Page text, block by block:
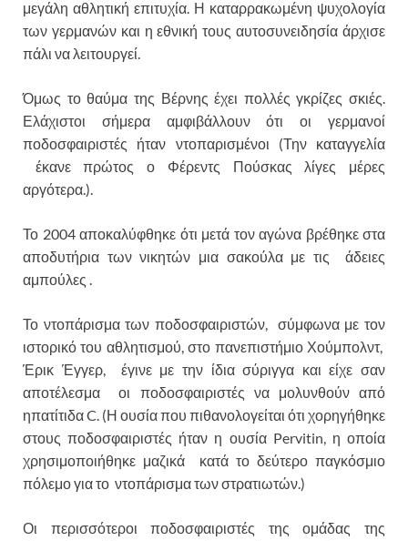
μεγάλη αθλητική επιτυχία. Η καταρρακωμένη ψυχολογία
των γερμανών και η εθνική τους αυτοσυνειδησία άρχισε
πάλι να λειτουργεί.
Όμως το θαύμα της Βέρνης έχει πολλές γκρίζες σκιές.
Ελάχιστοι σήμερα αμφιβάλλουν ότι οι γερμανοί
ποδοσφαιριστές ήταν ντοπαρισμένοι (Την καταγγελία
έκανε πρώτος ο Φέρεντς Πούσκας λίγες μέρες
αργότερα.).
Το 2004 αποκαλύφθηκε ότι μετά τον αγώνα βρέθηκε στα
αποδυτήρια των νικητών μια σακούλα με τις άδειες
αμπούλες .
Το ντοπάρισμα των ποδοσφαιριστών, σύμφωνα με τον
ιστορικό του αθλητισμού, στο πανεπιστήμιο Χούμπολντ,
Έρικ Έγγερ, έγινε με την ίδια σύριγγα και είχε σαν
αποτέλεσμα οι ποδοσφαιριστές να μολυνθούν από
ηπατίτιδα C. (Η ουσία που πιθανολογείται ότι χορηγήθηκε
στους ποδοσφαιριστές ήταν η ουσία Pervitin, η οποία
χρησιμοποιήθηκε μαζικά κατά το δεύτερο παγκόσμιο
πόλεμο για το ντοπάρισμα των στρατιωτών.)
Οι περισσότεροι ποδοσφαιριστές της ομάδας της